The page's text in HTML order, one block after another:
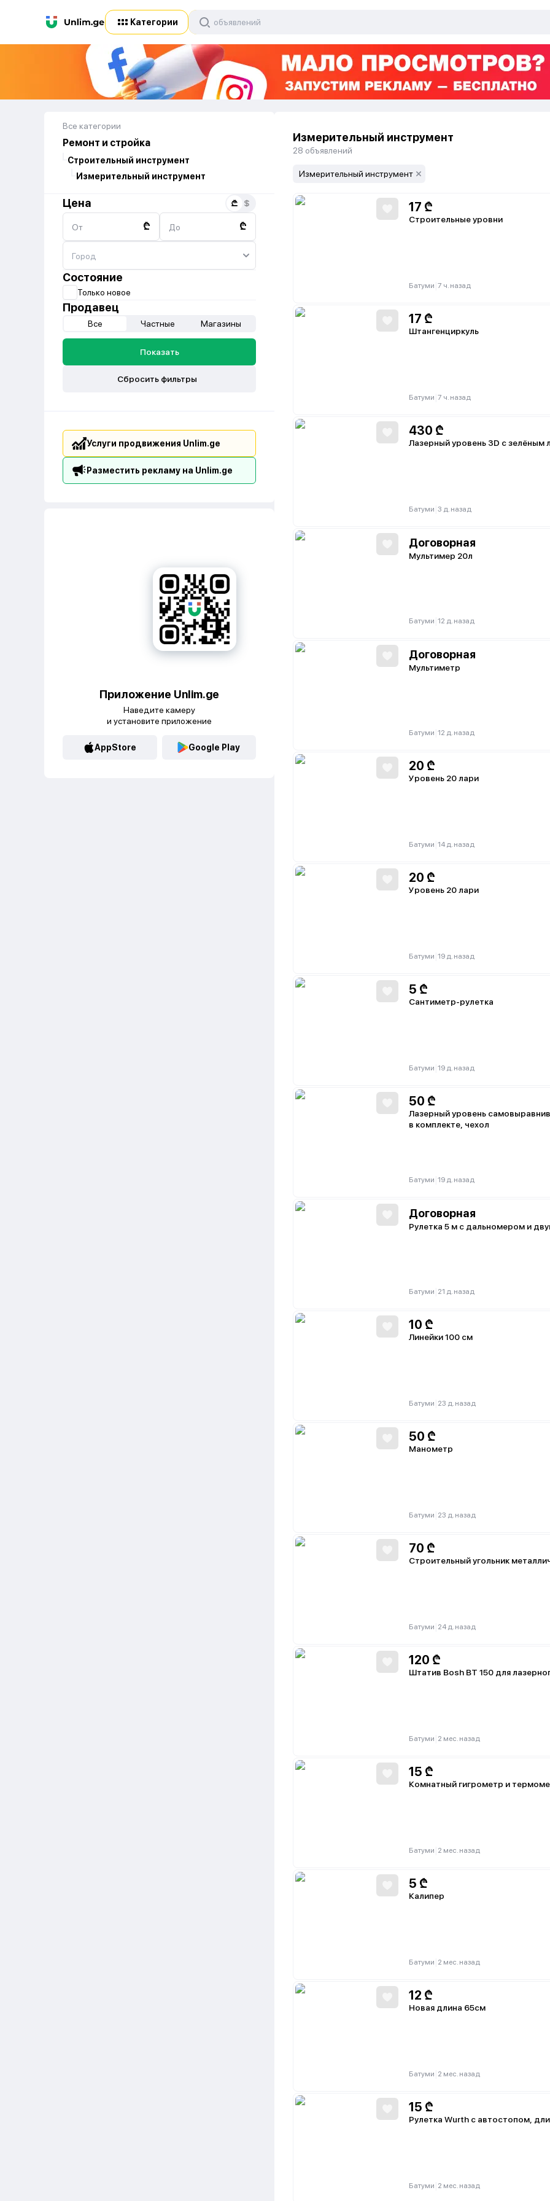
Категории
Все категории
Ремонт и стройка
Строительный инструмент
Измерительный инструмент
Цена
От ₾ До ₾
Состояние
Только новое
Продавец
Все Частные Магазины
Показать
Сбросить фильтры
Услуги продвижения Unlim.ge
Разместить рекламу на Unlim.ge
Приложение Unlim.ge
Наведите камеру
и установите приложение
AppStore Google Play
Измерительный инструмент
28 объявлений
Измерительный инструмент
17 ₾
Строительные уровни
Батуми 7 ч. назад
17 ₾
Штангенциркуль
Батуми 7 ч. назад
430 ₾
Лазерный уровень 3D с зелёным
Батуми 3 д. назад
Договорная
Мультимер 20л
Батуми 12 д. назад
Договорная
Мультиметр
Батуми 12 д. назад
20 ₾
Уровень 20 лари
Батуми 14 д. назад
20 ₾
Уровень 20 лари
Батуми 19 д. назад
5 ₾
Сантиметр-рулетка
Батуми 19 д. назад
50 ₾
Лазерный уровень
в комплекте, чехол
Батуми 19 д. назад
Договорная
Рулетка 5 м с дальномером и
Батуми 21 д. назад
10 ₾
Линейки 100 см
Батуми 23 д. назад
50 ₾
Манометр
Батуми 23 д. назад
70 ₾
Строительный угольник
Батуми 24 д. назад
120 ₾
Штатив Bosh BT 150 для
Батуми 2 мес. назад
15 ₾
Комнатный гигрометр и
Батуми 2 мес. назад
5 ₾
Калипер
Батуми 2 мес. назад
12 ₾
Новая длина 65см
Батуми 2 мес. назад
15 ₾
Рулетка Wurth с автостопом,
Батуми 2 мес. назад